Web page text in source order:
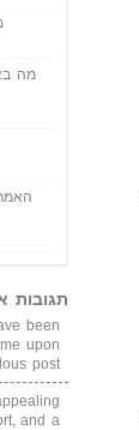
מה
תגובות
been
upon
post. ...
and a